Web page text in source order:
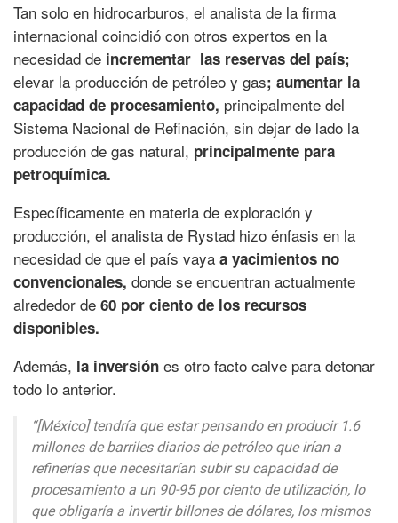
Tan solo en hidrocarburos, el analista de la firma
internacional coincidió con otros expertos en la
necesidad de incrementar las reservas del país;
elevar la producción de petróleo y gas; aumentar la
capacidad de procesamiento, principalmente del
Sistema Nacional de Refinación, sin dejar de lado la
producción de gas natural, principalmente para
petroquímica.
Específicamente en materia de exploración y
producción, el analista de Rystad hizo énfasis en la
necesidad de que el país vaya a yacimientos no
convencionales, donde se encuentran actualmente
alrededor de 60 por ciento de los recursos
disponibles.
Además, la inversión es otro facto calve para detonar
todo lo anterior.
“[México] tendría que estar pensando en producir 1.6
millones de barriles diarios de petróleo que irían a
refinerías que necesitarían subir su capacidad de
procesamiento a un 90-95 por ciento de utilización, lo
que obligaría a invertir billones de dólares, los mismos